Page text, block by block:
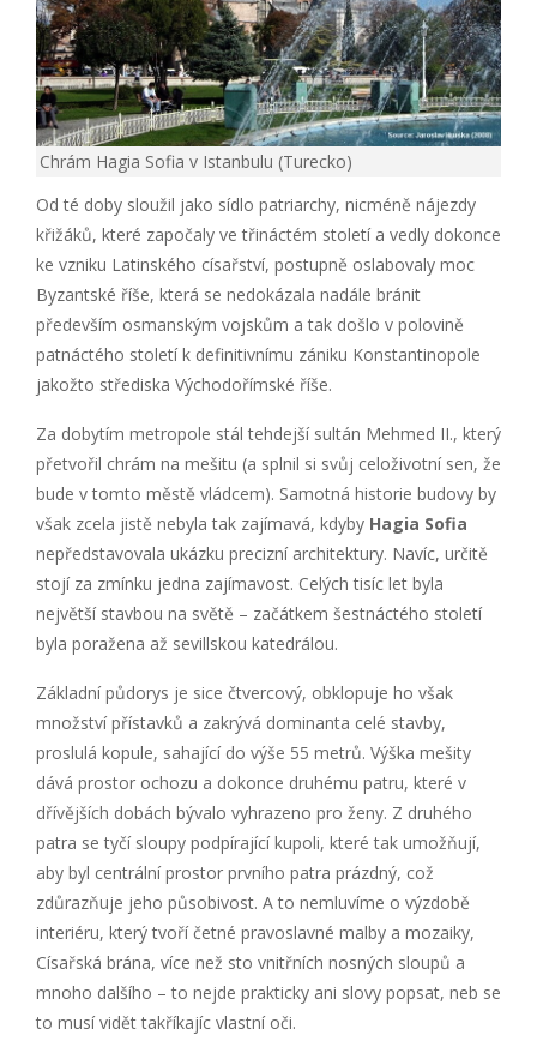
Chrám Hagia Sofia v Istanbulu (Turecko)
Od té doby sloužil jako sídlo patriarchy, nicméně nájezdy
křižáků, které započaly ve třináctém století a vedly dokonce
ke vzniku Latinského císařství, postupně oslabovaly moc
Byzantské říše, která se nedokázala nadále bránit
především osmanským vojskům a tak došlo v polovině
patnáctého století k definitivnímu zániku Konstantinopole
jakožto střediska Východořímské říše.
Za dobytím metropole stál tehdejší sultán Mehmed II., který
přetvořil chrám na mešitu (a splnil si svůj celoživotní sen, že
bude v tomto městě vládcem). Samotná historie budovy by
však zcela jistě nebyla tak zajímavá, kdyby Hagia Sofia
nepředstavovala ukázku precizní architektury. Navíc, určitě
stojí za zmínku jedna zajímavost. Celých tisíc let byla
největší stavbou na světě – začátkem šestnáctého století
byla poražena až sevillskou katedrálou.
Základní půdorys je sice čtvercový, obklopuje ho však
množství přístavků a zakrývá dominanta celé stavby,
proslulá kopule, sahající do výše 55 metrů. Výška mešity
dává prostor ochozu a dokonce druhému patru, které v
dřívějších dobách bývalo vyhrazeno pro ženy. Z druhého
patra se tyčí sloupy podpírající kupoli, které tak umožňují,
aby byl centrální prostor prvního patra prázdný, což
zdůrazňuje jeho působivost. A to nemluvíme o výzdobě
interiéru, který tvoří četné pravoslavné malby a mozaiky,
Císařská brána, více než sto vnitřních nosných sloupů a
mnoho dalšího – to nejde prakticky ani slovy popsat, neb se
to musí vidět takříkajíc vlastní oči.